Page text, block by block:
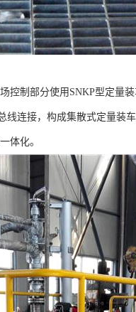
控制部分使用SNKP型定量
线连接，构成集散式定量装
体化。